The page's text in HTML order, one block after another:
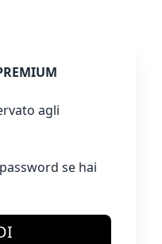
agli
se hai